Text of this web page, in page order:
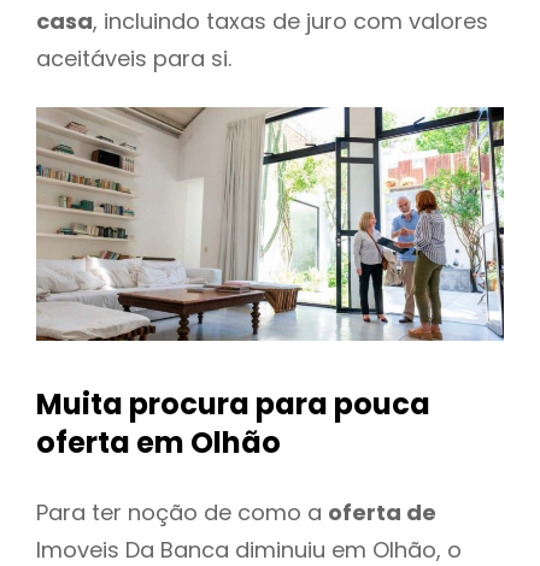
casa, incluindo taxas de juro com valores
aceitáveis para si.
Muita procura para pouca
oferta em Olhão
Para ter noção de como a oferta de
Imoveis Da Banca diminuiu em Olhão, o